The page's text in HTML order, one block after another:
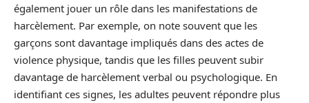
également jouer un rôle dans les manifestations de
harcèlement. Par exemple, on note souvent que les
garçons sont davantage impliqués dans des actes de
violence physique, tandis que les filles peuvent subir
davantage de harcèlement verbal ou psychologique. En
identifiant ces signes, les adultes peuvent répondre plus